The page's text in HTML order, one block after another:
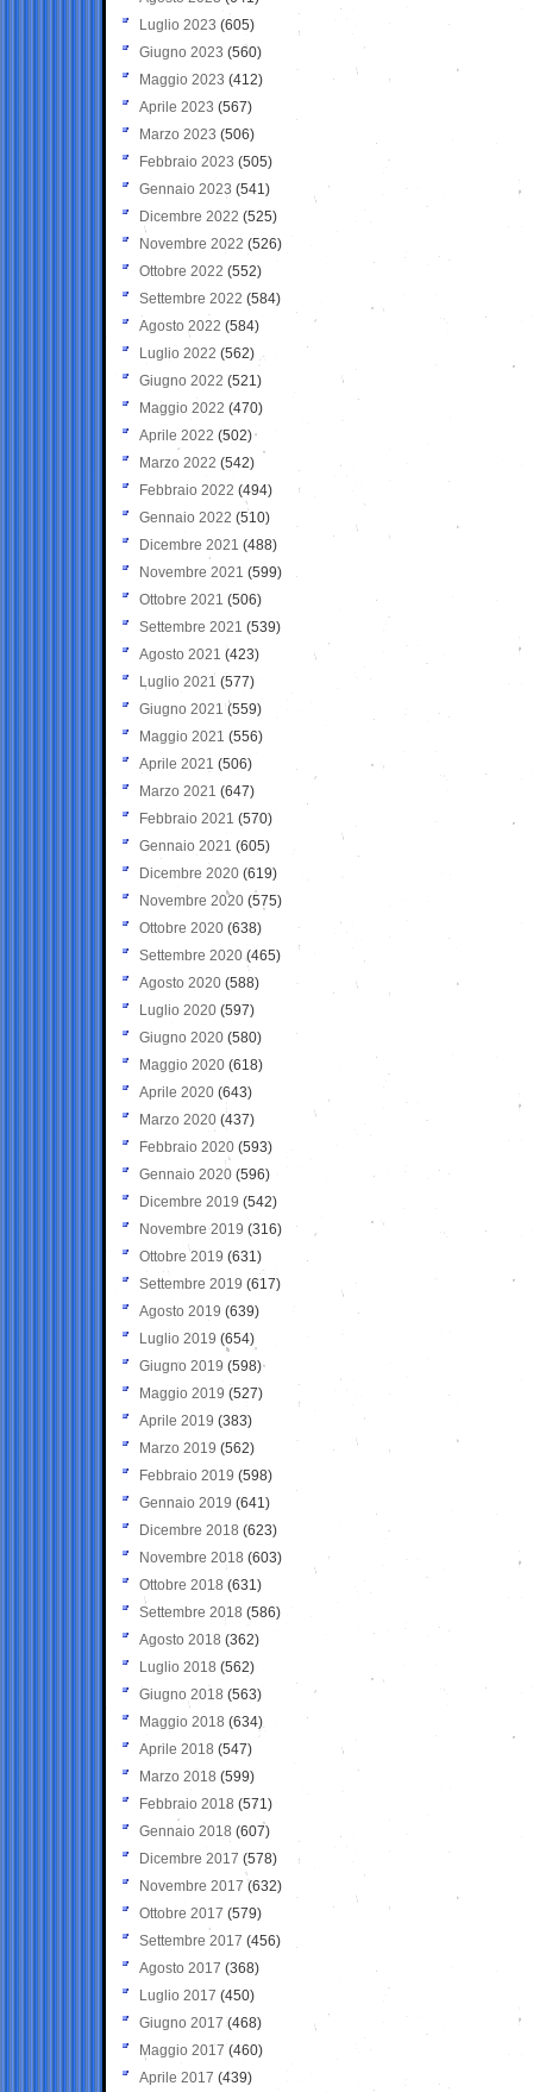
Luglio 2023 (605)
Giugno 2023 (560)
Maggio 2023 (412)
Aprile 2023 (567)
Marzo 2023 (506)
Febbraio 2023 (505)
Gennaio 2023 (541)
Dicembre 2022 (525)
Novembre 2022 (526)
Ottobre 2022 (552)
Settembre 2022 (584)
Agosto 2022 (584)
Luglio 2022 (562)
Giugno 2022 (521)
Maggio 2022 (470)
Aprile 2022 (502)
Marzo 2022 (542)
Febbraio 2022 (494)
Gennaio 2022 (510)
Dicembre 2021 (488)
Novembre 2021 (599)
Ottobre 2021 (506)
Settembre 2021 (539)
Agosto 2021 (423)
Luglio 2021 (577)
Giugno 2021(559)
Maggio 2021 (556)
Aprile 2021 (506)
Marzo 2021 (647)
Febbraio 2021 (570)
Gennaio 2021 (605)
Dicembre 2020 (619)
Novembre 2020 (575)
Ottobre 2020 (638)
Settembre 2020(465)
Agosto 2020 (588)
Luglio 2020 (597)
Giugno 2020 (580)
Maggio 2020 (618)
Aprile 2020 (643)
Marzo 2020 (437)
Febbraio 2020 (593)
Gennaio 2020 (596)
Dicembre 2019 (542)
Novembre 2019 (316)
Ottobre 2019 (631)
Settembre 2019 (617)
Agosto 2019 (639)
Luglio 2019 (654)
Giugno 2019 (598)
Maggio 2019 (527)
Aprile 2019 (383)
Marzo 2019 (562)
Febbraio 2019 (598)
Gennaio 2019 (641)
Dicembre 2018 (623)
Novembre 2018 (603)
Ottobre 2018 (631)
Settembre 2018 (586)
Agosto 2018 (362)
Luglio 2018 (562)
Giugno 2018 (563)
Maggio 2018 (634)
Aprile 2018 (547)
Marzo 2018 (599)
Febbraio 2018 (571)
Gennaio 2018 (607)
Dicembre 2017 (578)
Novembre 2017 (632)
Ottobre 2017 (579)
Settembre 2017 (456)
Agosto 2017 (368)
Luglio 2017 (450)
Giugno 2017 (468)
Maggio 2017 (460)
Aprile 2017 (439)